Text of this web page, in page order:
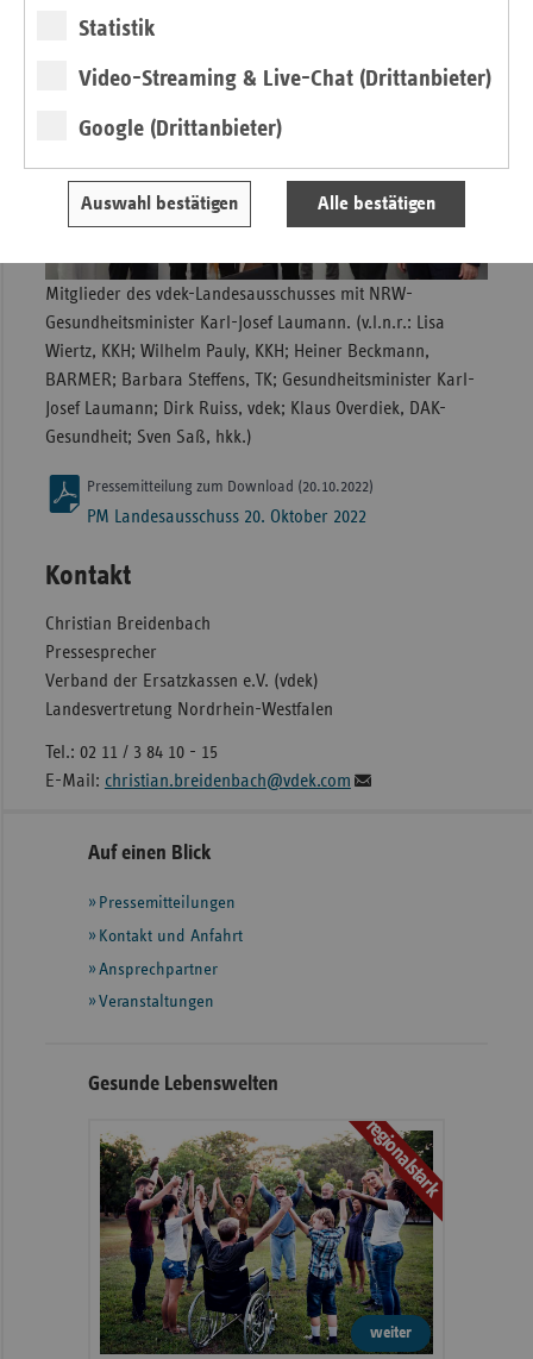
Statistik
Video-Streaming & Live-Chat (Drittanbieter)
Google (Drittanbieter)
Auswahl bestätigen Alle bestätigen
Mitglieder des vdek-Landesausschusses mit NRW-
Gesundheitsminister Karl-Josef Laumann. (v.l.n.r.: Lisa
Wiertz, KKH; Wilhelm Pauly, KKH; Heiner Beckmann,
BARMER; Barbara Steffens, TK; Gesundheitsminister Karl-
Josef Laumann; Dirk Ruiss, vdek; Klaus Overdiek, DAK-
Gesundheit; Sven Saß, hkk.)
Pressemitteilung zum Download (20.10.2022)
PM Landesausschuss 20. Oktober 2022
Kontakt
Christian Breidenbach
Pressesprecher
Verband der Ersatzkassen e.V. (vdek)
Landesvertretung Nordrhein-Westfalen
Tel.: 02 11 / 3 84 10 - 15
E-Mail: christian.breidenbach@vdek.com
Seitennavigation
Seitenleiste
weiteren
Informationen
Auf einen Blick
Pressemitteilungen
Kontakt und Anfahrt
Ansprechpartner
Veranstaltungen
Gesunde Lebenswelten
regionalstark
weiter